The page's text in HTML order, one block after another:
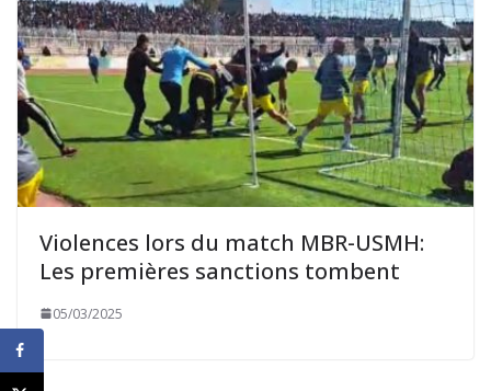
Violences lors du match MBR-USMH:
Les premières sanctions tombent
05/03/2025